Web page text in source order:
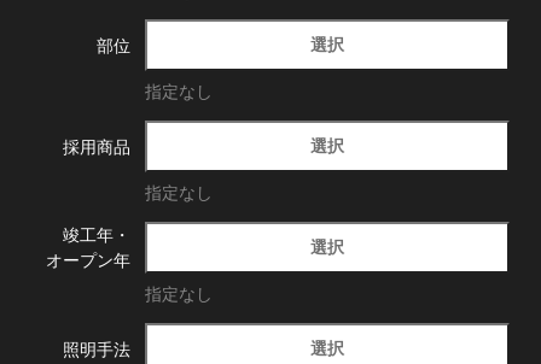
部位 選択
指定なし
採用商品 選択
指定なし
竣工年・
オープン年
選択
指定なし
照明手法 選択